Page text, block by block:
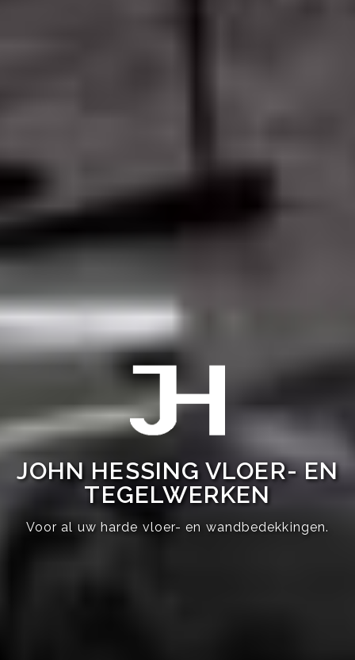
JOHN HESSING VLOER- EN
TEGELWERKEN
Voor al uw harde vloer- en wandbedekkingen.